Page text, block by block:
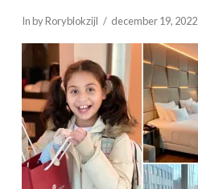
In by Roryblokzijl december 19, 2022